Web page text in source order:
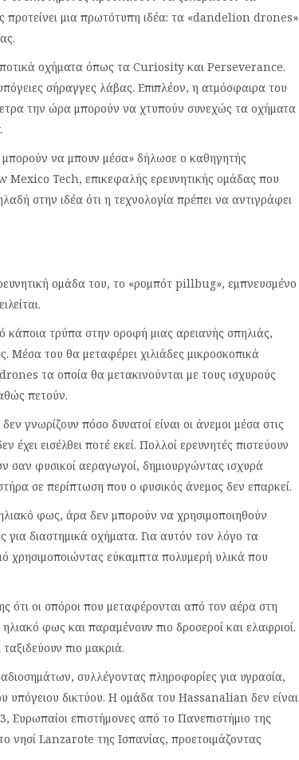
προτείνει μια πρωτότυπη ιδέα: τα «dandelion drones»
οχήματα όπως τα Curiosity και Perseverance.
σήραγγες λάβας. Επιπλέον, η ατμόσφαιρα του
την ώρα μπορούν να χτυπούν συνεχώς τα οχήματα
μπορούν να μπουν μέσα» δήλωσε ο καθηγητής
Tech, επικεφαλής ερευνητικής ομάδας που
στην ιδέα ότι η τεχνολογία πρέπει να αντιγράφει
ομάδα του, το «ρομπότ pillbug», εμπνευσμένο
κάποια τρύπα στην οροφή μιας αρειανής σπηλιάς,
Μέσα του θα μεταφέρει χιλιάδες μικροσκοπικά
τα οποία θα μετακινούνται με τους ισχυρούς
πετούν.
γνωρίζουν πόσο δυνατοί είναι οι άνεμοι μέσα στις
εισέλθει ποτέ εκεί. Πολλοί ερευνητές πιστεύουν
σαν φυσικοί αεραγωγοί, δημιουργώντας ισχυρά
σε περίπτωση που ο φυσικός άνεμος δεν επαρκεί.
φως, άρα δεν μπορούν να χρησιμοποιηθούν
διαστημικά οχήματα. Για αυτόν τον λόγο τα
χρησιμοποιώντας εύκαμπτα πολυμερή υλικά που
ότι οι σπόροι που μεταφέρονται από τον αέρα στη
φως και παραμένουν πιο δροσεροί και ελαφριοί.
πιο μακριά.
συλλέγοντας πληροφορίες για υγρασία,
υπόγειου δικτύου. Η ομάδα του Hassanalian δεν είναι
Ευρωπαίοι επιστήμονες από το Πανεπιστήμιο της
νησί Lanzarote της Ισπανίας, προετοιμάζοντας